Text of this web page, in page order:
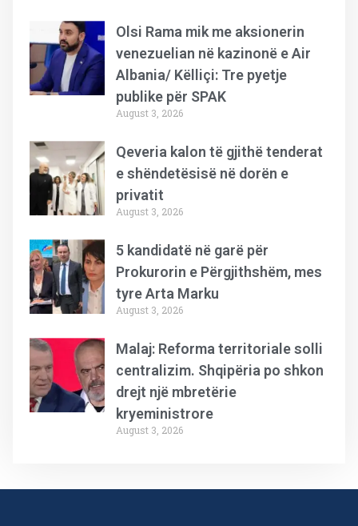
Olsi Rama mik me aksionerin
venezuelian në kazinonë e Air
Albania/ Këlliçi: Tre pyetje
publike për SPAK
August 3, 2026
Qeveria kalon të gjithë tenderat
e shëndetësisë në dorën e
privatit
August 3, 2026
5 kandidatë në garë për
Prokurorin e Përgjithshëm, mes
tyre Arta Marku
August 3, 2026
Malaj: Reforma territoriale solli
centralizim. Shqipëria po shkon
drejt një mbretërie
kryeministrore
August 3, 2026